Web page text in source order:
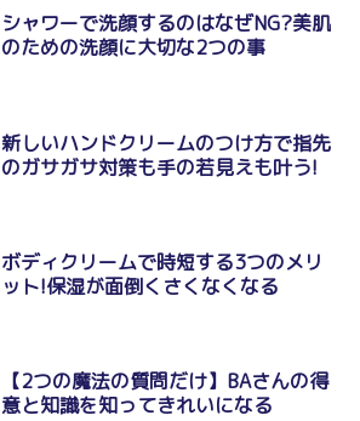
シャワーで洗顔するのはなぜNG?美肌
のための洗顔に大切な2つの事
新しいハンドクリームのつけ方で指先
のガサガサ対策も手の若見えも叶う!
ボディクリームで時短する3つのメリ
ット!保湿が面倒くさくなくなる
【2つの魔法の質問だけ】BAさんの得
意と知識を知ってきれいになる